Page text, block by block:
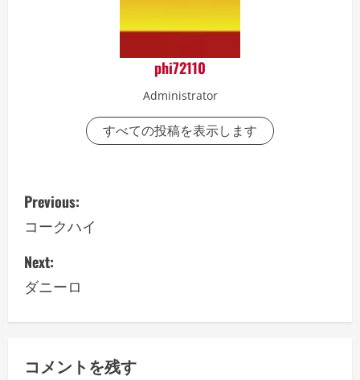
phi72110
Administrator
すべての投稿を表示します
P
o
s
t
n
a
Previous:
コークハイ
Next:
ダニーロ
コメントを残す